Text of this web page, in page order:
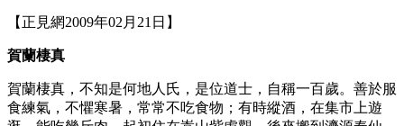
【正見網2009年02月21日】
賀蘭棲真
賀蘭棲真，不知是何地人氏，是位道士，自稱一百歲。善於服
食練氣，不懼寒暑，常常不吃食物；有時縱酒，在集市上遊